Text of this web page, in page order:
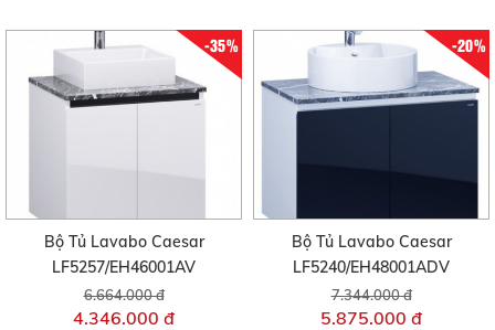
-35%
Bộ Tủ Lavabo Caesar
LF5257/EH46001AV
6.664.000 đ
4.346.000 đ
-20%
Bộ Tủ Lavabo Caesar
LF5240/EH48001ADV
7.344.000 đ
5.875.000 đ